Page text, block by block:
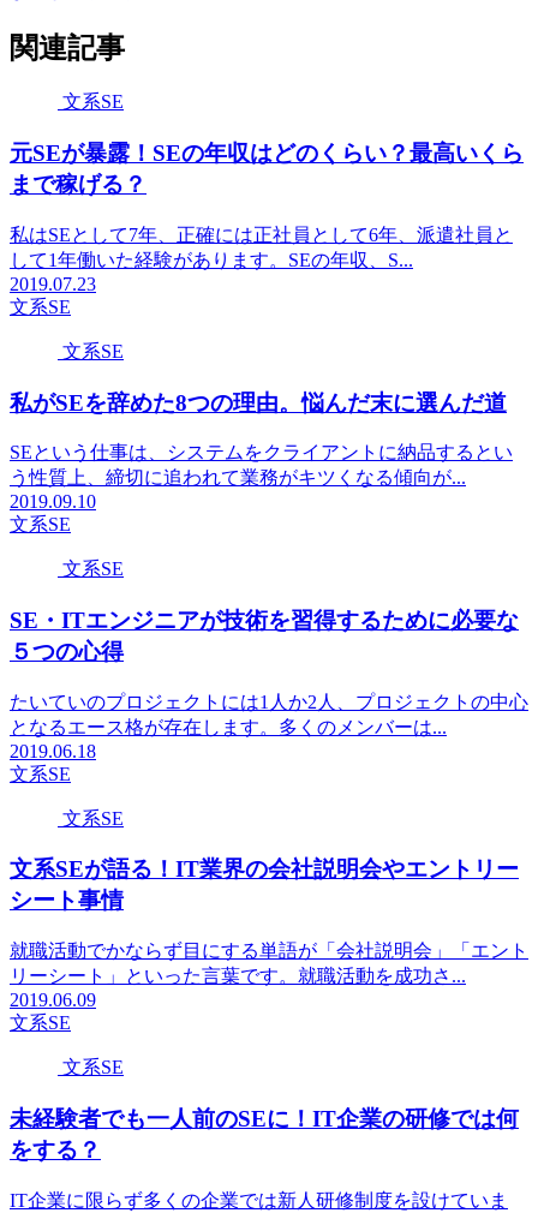
関連記事
文系SE
元SEが暴露！SEの年収はどのくらい？最高いくら
まで稼げる？
私はSEとして7年、正確には正社員として6年、派遣社員と
して1年働いた経験があります。SEの年収、S...
2019.07.23
文系SE
文系SE
私がSEを辞めた8つの理由。悩んだ末に選んだ道
SEという仕事は、システムをクライアントに納品するとい
う性質上、締切に追われて業務がキツくなる傾向が...
2019.09.10
文系SE
文系SE
SE・ITエンジニアが技術を習得するために必要な
５つの心得
たいていのプロジェクトには1人か2人、プロジェクトの中心
となるエース格が存在します。多くのメンバーは...
2019.06.18
文系SE
文系SE
文系SEが語る！IT業界の会社説明会やエントリー
シート事情
就職活動でかならず目にする単語が「会社説明会」「エント
リーシート」といった言葉です。就職活動を成功さ...
2019.06.09
文系SE
文系SE
未経験者でも一人前のSEに！IT企業の研修では何
をする？
IT企業に限らず多くの企業では新人研修制度を設けていま